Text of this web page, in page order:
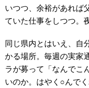
いつつ、余裕があれば
ていた仕事をしつつ。
同じ県内とはいえ、自
かる場所。毎週の実家
ラが募って「なんでこ
いのか。はやく○んで